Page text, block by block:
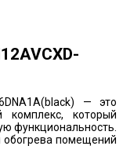
— это
комплекс, который
функциональность.
помещений